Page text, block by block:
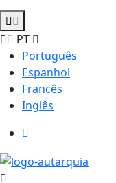
PT
Português
Espanhol
Francês
Inglês